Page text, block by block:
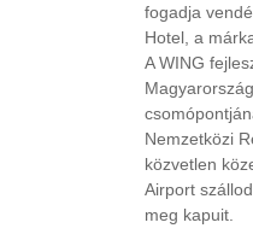
fogadja
Hotel, a
A WING
Nemzetközi
közvetlen
Airport
meg kapuit.